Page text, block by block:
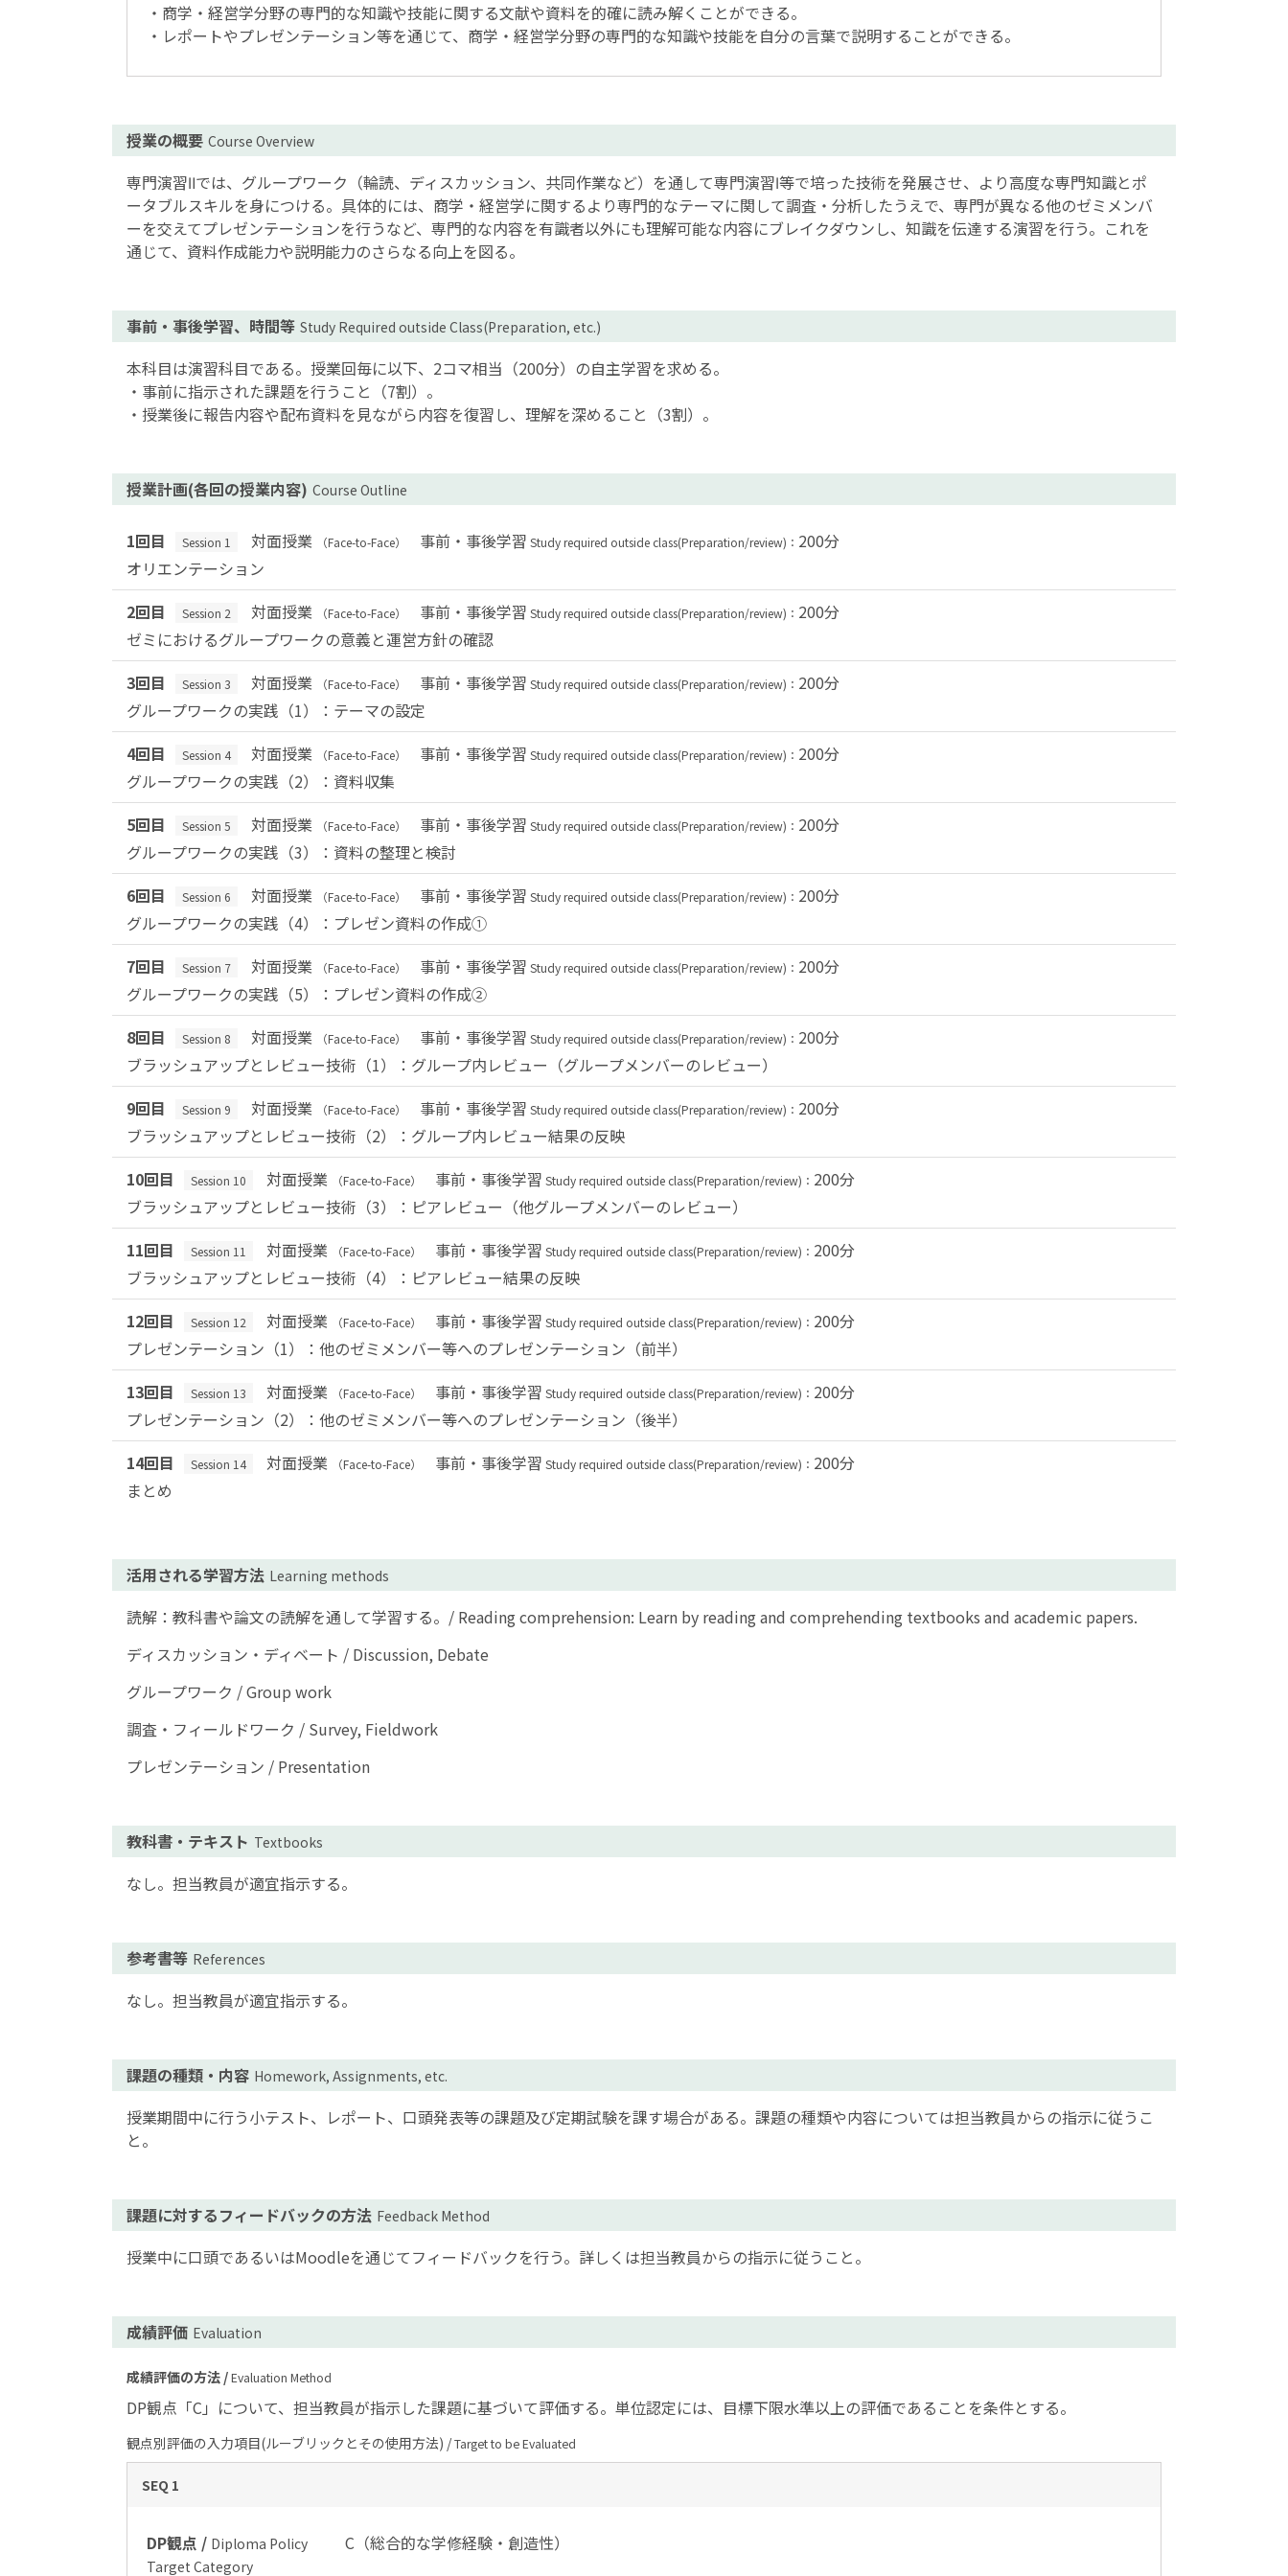
・商学・経営学分野の専門的な知識や技能に関する文献や資料を的確に読み解くことができる。
・レポートやプレゼンテーション等を通じて、商学・経営学分野の専門的な知識や技能を自分の言葉で説明することができる。
授業の概要 Course Overview
専門演習Ⅱでは、グループワーク（輪読、ディスカッション、共同作業など）を通して専門演習Ⅰ等で培った技術を発展させ、より高度な専門知識とポ
ータブルスキルを身につける。具体的には、商学・経営学に関するより専門的なテーマに関して調査・分析したうえで、専門が異なる他のゼミメンバ
ーを交えてプレゼンテーションを行うなど、専門的な内容を有識者以外にも理解可能な内容にブレイクダウンし、知識を伝達する演習を行う。これを
通じて、資料作成能力や説明能力のさらなる向上を図る。
事前・事後学習、時間等 Study Required outside Class(Preparation, etc.)
本科目は演習科目である。授業回毎に以下、2コマ相当（200分）の自主学習を求める。
・事前に指示された課題を行うこと（7割）。
・授業後に報告内容や配布資料を見ながら内容を復習し、理解を深めること（3割）。
授業計画(各回の授業内容) Course Outline
1回目 Session 1 対面授業 （Face-to-Face） 事前・事後学習 Study required outside class(Preparation/review)： 200分
オリエンテーション
2回目
Session 2 対面授業 （Face-to-Face） 事前・事後学習 Study required outside class(Preparation/review)： 200分
ゼミにおけるグループワークの意義と運営方針の確認
3回目
Session 3 対面授業 （Face-to-Face） 事前・事後学習 Study required outside class(Preparation/review)： 200分
グループワークの実践（1）：テーマの設定
4回目
Session 4 対面授業 （Face-to-Face） 事前・事後学習 Study required outside class(Preparation/review)： 200分
グループワークの実践（2）：資料収集
5回目
Session 5 対面授業 （Face-to-Face） 事前・事後学習 Study required outside class(Preparation/review)： 200分
グループワークの実践（3）：資料の整理と検討
6回目
Session 6 対面授業 （Face-to-Face） 事前・事後学習 Study required outside class(Preparation/review)： 200分
グループワークの実践（4）：プレゼン資料の作成①
7回目
Session 7 対面授業 （Face-to-Face） 事前・事後学習 Study required outside class(Preparation/review)： 200分
グループワークの実践（5）：プレゼン資料の作成②
8回目
Session 8 対面授業 （Face-to-Face） 事前・事後学習 Study required outside class(Preparation/review)： 200分
ブラッシュアップとレビュー技術（1）：グループ内レビュー（グループメンバーのレビュー）
9回目
Session 9 対面授業 （Face-to-Face） 事前・事後学習 Study required outside class(Preparation/review)： 200分
ブラッシュアップとレビュー技術（2）：グループ内レビュー結果の反映
10回目
Session 10 対面授業 （Face-to-Face） 事前・事後学習 Study required outside class(Preparation/review)： 200分
ブラッシュアップとレビュー技術（3）：ピアレビュー（他グループメンバーのレビュー）
11回目
Session 11 対面授業 （Face-to-Face） 事前・事後学習 Study required outside class(Preparation/review)： 200分
ブラッシュアップとレビュー技術（4）：ピアレビュー結果の反映
12回目
Session 12 対面授業 （Face-to-Face） 事前・事後学習 Study required outside class(Preparation/review)： 200分
プレゼンテーション（1）：他のゼミメンバー等へのプレゼンテーション（前半）
13回目
Session 13 対面授業 （Face-to-Face） 事前・事後学習 Study required outside class(Preparation/review)： 200分
プレゼンテーション（2）：他のゼミメンバー等へのプレゼンテーション（後半）
14回目
Session 14 対面授業 （Face-to-Face） 事前・事後学習 Study required outside class(Preparation/review)： 200分
まとめ
活用される学習方法 Learning methods
読解：教科書や論文の読解を通して学習する。/ Reading comprehension: Learn by reading and comprehending textbooks and academic papers.
ディスカッション・ディベート / Discussion, Debate
グループワーク / Group work
調査・フィールドワーク / Survey, Fieldwork
プレゼンテーション / Presentation
教科書・テキスト Textbooks
なし。担当教員が適宜指示する。
参考書等 References
なし。担当教員が適宜指示する。
課題の種類・内容 Homework, Assignments, etc.
授業期間中に行う小テスト、レポート、口頭発表等の課題及び定期試験を課す場合がある。課題の種類や内容については担当教員からの指示に従うこ
と。
課題に対するフィードバックの方法 Feedback Method
授業中に口頭であるいはMoodleを通じてフィードバックを行う。詳しくは担当教員からの指示に従うこと。
成績評価 Evaluation
成績評価の方法 /Evaluation Method
DP観点「C」について、担当教員が指示した課題に基づいて評価する。単位認定には、目標下限水準以上の評価であることを条件とする。
観点別評価の入力項目(ルーブリックとその使用方法) /Target to be Evaluated
SEQ 1
DP観点 / Diploma Policy
Target Category
C（総合的な学修経験・創造性）